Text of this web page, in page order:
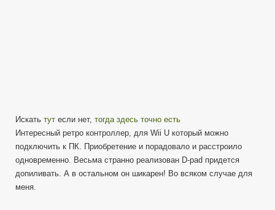
Искать тут если нет, тогда здесь точно есть
Интересный ретро контроллер, для Wii U который можно
подключить к ПК. Приобретение и порадовало и расстроило
одновременно. Весьма странно реализован D-pad придется
допиливать. А в остальном он шикарен! Во всяком случае для
меня.